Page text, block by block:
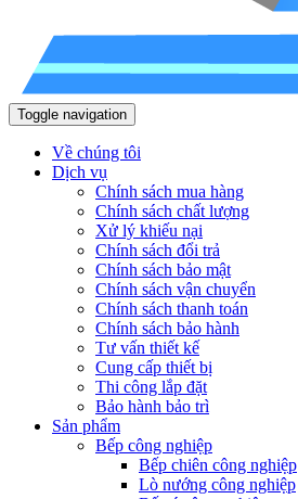
Toggle navigation
Về chúng tôi
Dịch vụ
Chính sách mua hàng
Chính sách chất lượng
Xử lý khiếu nại
Chính sách đổi trả
Chính sách bảo mật
Chính sách vận chuyển
Chính sách thanh toán
Chính sách bảo hành
Tư vấn thiết kế
Cung cấp thiết bị
Thi công lắp đặt
Bảo hành bảo trì
Sản phẩm
Bếp công nghiệp
Bếp chiên công nghiệp
Lò nướng công nghiệp